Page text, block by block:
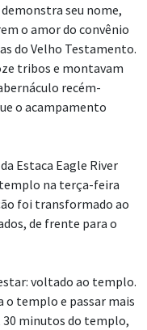
seu nome,
o amor do convênio
do Velho Testamento.
tribos e montavam
recém-
o acampamento
Estaca Eagle River
templo na terça-feira
foi transformado ao
de frente para o
voltado ao templo.
o templo e passar mais
30 minutos do templo,